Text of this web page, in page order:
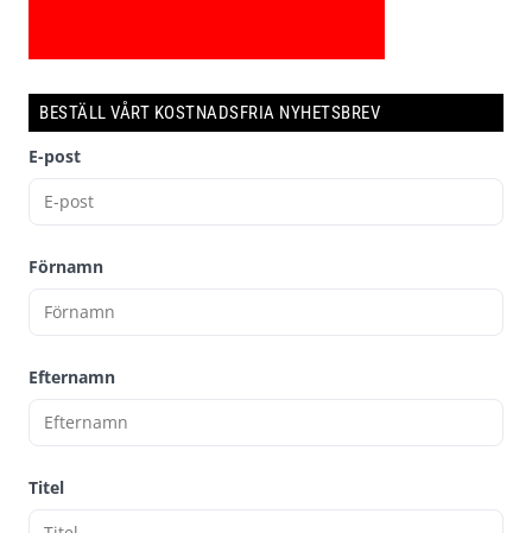
BESTÄLL VÅRT KOSTNADSFRIA NYHETSBREV
E-post
Förnamn
Efternamn
Titel